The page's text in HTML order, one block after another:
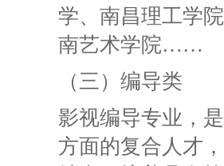
学、南昌理工学
南艺术学院……
（三）编导类
影视编导专业，
方面的复合人才